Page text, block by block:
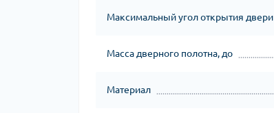
Максимальный угол открытия двери
Масса дверного полотна, до
Материал